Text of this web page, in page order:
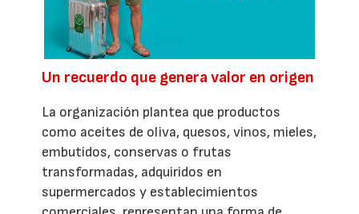
Un recuerdo que genera valor en origen
La organización plantea que productos
como aceites de oliva, quesos, vinos, mieles,
embutidos, conservas o frutas
transformadas, adquiridos en
supermercados y establecimientos